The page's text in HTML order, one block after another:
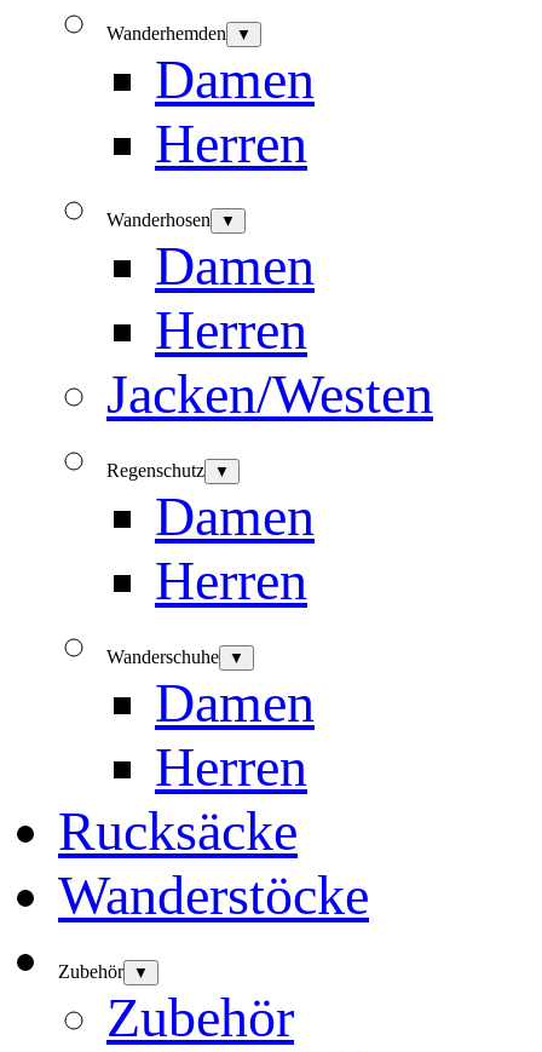
Wanderhemden ▼
Damen
Herren
Wanderhosen ▼
Damen
Herren
Jacken/Westen
Regenschutz ▼
Damen
Herren
Wanderschuhe ▼
Damen
Herren
Rucksäcke
Wanderstöcke
Zubehör ▼
Zubehör